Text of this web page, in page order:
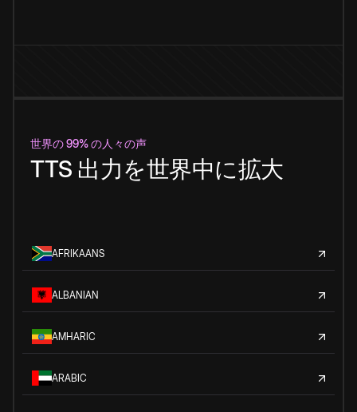
世界の 99% の人々の声
TTS 出力を世界中に拡大
AFRIKAANS
ALBANIAN
AMHARIC
ARABIC